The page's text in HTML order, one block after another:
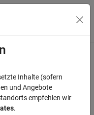
axesm-based map
Inhalte (sofern
und Angebote
empfehlen wir
.